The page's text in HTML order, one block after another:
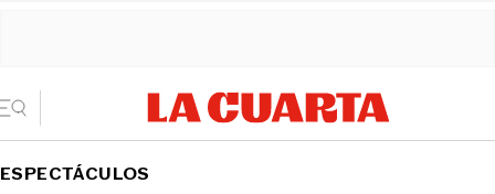
ESPECTÁCULOS